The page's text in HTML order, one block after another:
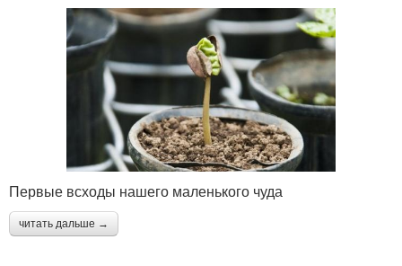
Первые всходы нашего маленького чуда
читать дальше →